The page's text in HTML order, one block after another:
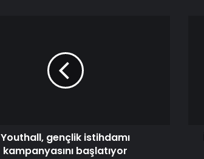
Youthall, gençlik istihdamı
kampanyasını başlatıyor